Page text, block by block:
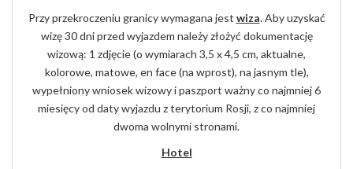
Przy przekroczeniu granicy wymagana jest wiza. Aby uzyskać
wizę 30 dni przed wyjazdem należy złożyć dokumentację
wizową: 1 zdjęcie (o wymiarach 3,5 x 4,5 cm, aktualne,
kolorowe, matowe, en face (na wprost), na jasnym tle),
wypełniony wniosek wizowy i paszport ważny co najmniej 6
miesięcy od daty wyjazdu z terytorium Rosji, z co najmniej
dwoma wolnymi stronami.
Hotel